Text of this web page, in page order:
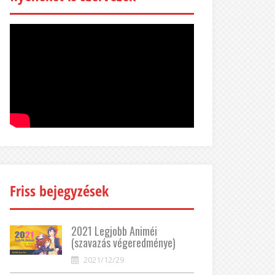
Friss bejegyzések
2021 Legjobb Animéi
(szavazás végeredménye)
2021/12/29